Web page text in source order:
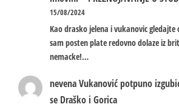
15/08/2024
Kao drasko jelena i vukanovic gledajte
sam posten plate redovno dolaze iz
nemacke!…
nevenaVukanović potpuno
se Draško i Gorica